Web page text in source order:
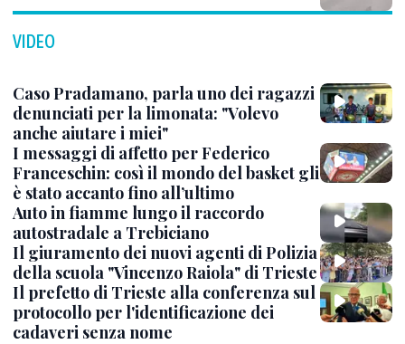
VIDEO
Caso Pradamano, parla uno dei ragazzi
denunciati per la limonata: "Volevo
anche aiutare i miei"
I messaggi di affetto per Federico
Franceschin: così il mondo del basket gli
è stato accanto fino all’ultimo
Auto in fiamme lungo il raccordo
autostradale a Trebiciano
Il giuramento dei nuovi agenti di Polizia
della scuola "Vincenzo Raiola" di Trieste
Il prefetto di Trieste alla conferenza sul
protocollo per l'identificazione dei
cadaveri senza nome